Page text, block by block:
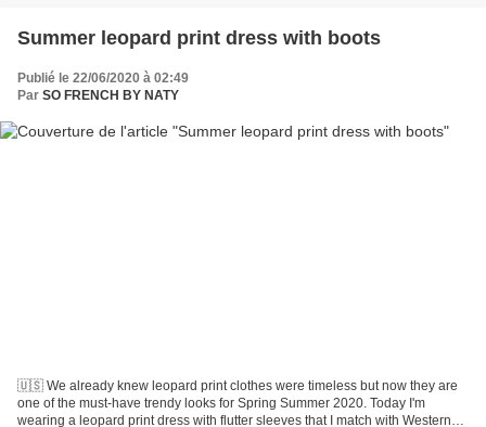
Summer leopard print dress with boots
Publié le 22/06/2020 à 02:49
Par SO FRENCH BY NATY
🇺🇸 We already knew leopard print clothes were timeless but now they are
one of the must-have trendy looks for Spring Summer 2020. Today I'm
wearing a leopard print dress with flutter sleeves that I match with Western